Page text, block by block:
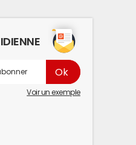
Voir un exemple